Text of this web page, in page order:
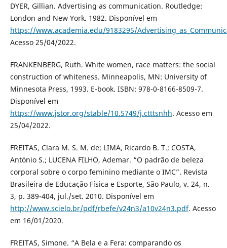
DYER, Gillian. Advertising as communication. Routledge:
London and New York. 1982. Disponível em
https://www.academia.edu/9183295/
Acesso 25/04/2022.
FRANKENBERG, Ruth. White women, race matters: the social
construction of whiteness. Minneapolis, MN: University of
Minnesota Press, 1993. E-book. ISBN: 978-0-8166-8509-7.
Disponível em
https://www.jstor.org/stable/10.5749/j.ctttsnhh. Acesso em
25/04/2022.
FREITAS, Clara M. S. M. de; LIMA, Ricardo B. T.; COSTA,
António S.; LUCENA FILHO, Ademar. “O padrão de beleza
corporal sobre o corpo feminino mediante o IMC”. Revista
Brasileira de Educação Física e Esporte, São Paulo, v. 24, n.
3, p. 389-404, jul./set. 2010. Disponível em
http://www.scielo.br/pdf/rbefe/v24n3/a10v24n3.pdf. Acesso
em 16/01/2020.
FREITAS, Simone. “A Bela e a Fera: comparando os